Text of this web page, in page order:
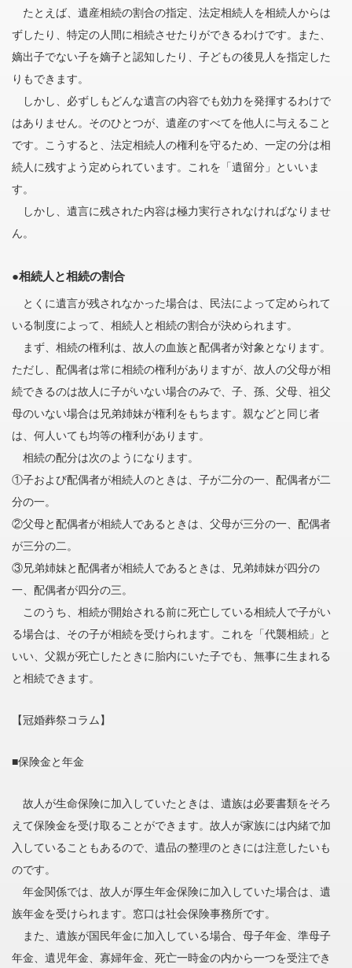
たとえば、遺産相続の割合の指定、法定相続人を相続人からは
ずしたり、特定の人間に相続させたりができるわけです。また、
嫡出子でない子を嫡子と認知したり、子どもの後見人を指定した
りもできます。
しかし、必ずしもどんな遺言の内容でも効力を発揮するわけで
はありません。そのひとつが、遺産のすべてを他人に与えること
です。こうすると、法定相続人の権利を守るため、一定の分は相
続人に残すよう定められています。これを「遺留分」といいま
す。
しかし、遺言に残された内容は極力実行されなければなりませ
ん。
●相続人と相続の割合
とくに遺言が残されなかった場合は、民法によって定められて
いる制度によって、相続人と相続の割合が決められます。
まず、相続の権利は、故人の血族と配偶者が対象となります。
ただし、配偶者は常に相続の権利がありますが、故人の父母が相
続できるのは故人に子がいない場合のみで、子、孫、父母、祖父
母のいない場合は兄弟姉妹が権利をもちます。親などと同じ者
は、何人いても均等の権利があります。
相続の配分は次のようになります。
①子および配偶者が相続人のときは、子が二分の一、配偶者が二
分の一。
②父母と配偶者が相続人であるときは、父母が三分の一、配偶者
が三分の二。
③兄弟姉妹と配偶者が相続人であるときは、兄弟姉妹が四分の
一、配偶者が四分の三。
このうち、相続が開始される前に死亡している相続人で子がい
る場合は、その子が相続を受けられます。これを「代襲相続」と
いい、父親が死亡したときに胎内にいた子でも、無事に生まれる
と相続できます。
【冠婚葬祭コラム】
■保険金と年金
故人が生命保険に加入していたときは、遺族は必要書類をそろ
えて保険金を受け取ることができます。故人が家族には内緒で加
入していることもあるので、遺品の整理のときには注意したいも
のです。
年金関係では、故人が厚生年金保険に加入していた場合は、遺
族年金を受けられます。窓口は社会保険事務所です。
また、遺族が国民年金に加入している場合、母子年金、準母子
年金、遺児年金、寡婦年金、死亡一時金の内から一つを受注でき